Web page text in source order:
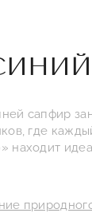
сапфир
где
находит